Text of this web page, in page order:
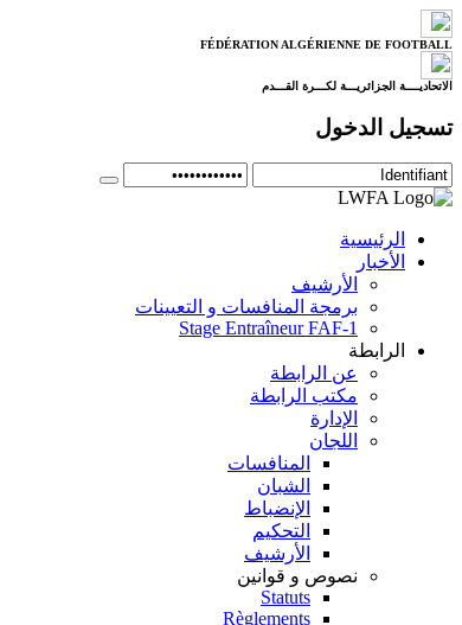
FÉDÉRATION ALGÉRIENNE DE FOOTBALL
الاتحاديــــة الجزائريـــة لكـــرة القـــدم
تسجيل الدخول
الرئيسية
الأخبار
الأرشيف
برمجة المنافسات و التعيينات
Stage Entraîneur FAF-1
الرابطة
عن الرابطة
مكتب الرابطة
الإدارة
اللجان
المنافسات
الشبان
الإنضباط
التحكيم
الأرشيف
نصوص و قوانين
Statuts
Règlements